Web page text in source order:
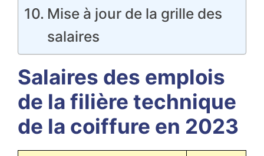
Mise à jour de la grille des
salaires
Salaires des emplois
de la filière technique
de la coiffure en 2023